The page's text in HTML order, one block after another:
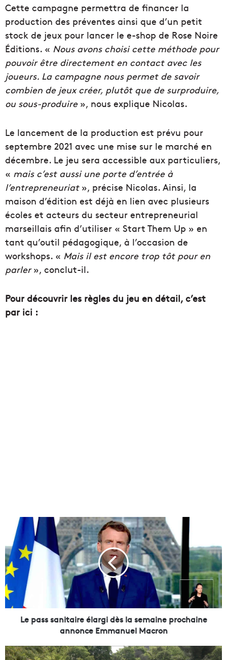
Cette campagne permettra de financer la
production des préventes ainsi que d’un petit
stock de jeux pour lancer le e-shop de Rose Noire
Éditions. « Nous avons choisi cette méthode pour
pouvoir être directement en contact avec les
joueurs. La campagne nous permet de savoir
combien de jeux créer, plutôt que de surproduire,
ou sous-produire», nous explique Nicolas.
Le lancement de la production est prévu pour
septembre 2021 avec une mise sur le marché en
décembre. Le jeu sera accessible aux particuliers,
« mais c’est aussi une porte d’entrée à
l’entrepreneuriat», précise Nicolas. Ainsi, la
maison d’édition est déjà en lien avec plusieurs
écoles et acteurs du secteur entrepreneurial
marseillais afin d’utiliser « Start Them Up » en
tant qu’outil pédagogique, à l’occasion de
workshops. « Mais il est encore trop tôt pour en
parler», conclut-il.
Pour découvrir les règles du jeu en détail, c’est
par ici :
p
a
s
s
s
a
n
i
Le pass sanitaire élargi dès la semaine prochaine
annonce Emmanuel Macron
P